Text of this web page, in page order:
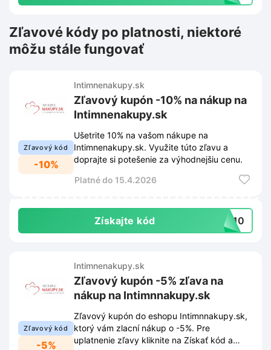
Zľavové kódy po platnosti, niektoré
môžu stále fungovať
Zľavový kód
-10%
Intimnenakupy.sk
Zľavový kupón -10% na nákup na
Intimnenakupy.sk
Ušetrite 10% na vašom nákupe na
Intimnenakupy.sk. Využite túto zľavu a
doprajte si potešenie za výhodnejšiu cenu.
Platné do 15.4.2026
Získajte kód MO10
Zľavový kód
-5%
Intimnenakupy.sk
Zľavový kupón -5% zľava na
nákup na Intimnnakupy.sk
Zľavový kupón do eshopu Intimnnakupy.sk,
ktorý vám zlacní nákup o -5%. Pre
uplatnenie zľavy kliknite na Získať kód a